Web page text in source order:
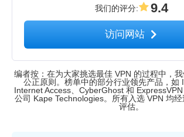
我们的评分: 9.4
访问网站
编者按：在为大家挑选最佳 VPN 的过程中，
公正原则。榜单中的部分行业领先产品，如
Internet Access、CyberGhost 和
公司 Kape Technologies。所有入选 VPN 均
评估。